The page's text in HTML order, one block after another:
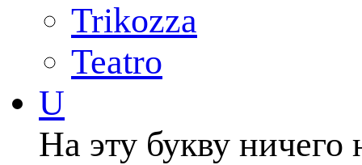
Trikozza
Teatro
U
На эту букву ничего